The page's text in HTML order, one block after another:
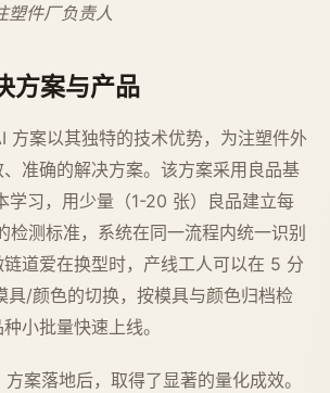
件厂负责人
方案与产品
方案以其独特的技术优势，为注塑件外
准确的解决方案。该方案采用良品基
学习，用少量（1-20 张）良品建立每
检测标准，系统在同一流程内统一识别
道爱在换型时，产线工人可以在 5 分
具/颜色的切换，按模具与颜色归档检
小批量快速上线。
案落地后，取得了显著的量化成效。